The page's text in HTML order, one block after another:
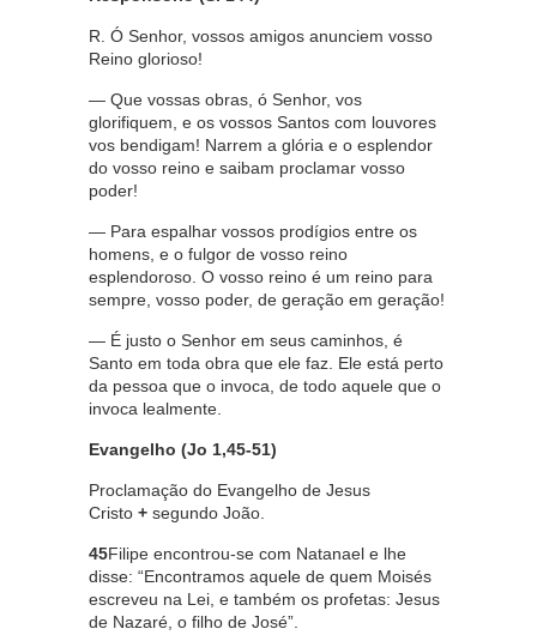
R. Ó Senhor, vossos amigos anunciem vosso
Reino glorioso!
— Que vossas obras, ó Senhor, vos
glorifiquem, e os vossos Santos com louvores
vos bendigam! Narrem a glória e o esplendor
do vosso reino e saibam proclamar vosso
poder!
— Para espalhar vossos prodígios entre os
homens, e o fulgor de vosso reino
esplendoroso. O vosso reino é um reino para
sempre, vosso poder, de geração em geração!
— É justo o Senhor em seus caminhos, é
Santo em toda obra que ele faz. Ele está perto
da pessoa que o invoca, de todo aquele que o
invoca lealmente.
Evangelho (Jo 1,45-51)
Proclamação do Evangelho de Jesus
Cristo + segundo João.
45Filipe encontrou-se com Natanael e lhe
disse: “Encontramos aquele de quem Moisés
escreveu na Lei, e também os profetas: Jesus
de Nazaré, o filho de José”.